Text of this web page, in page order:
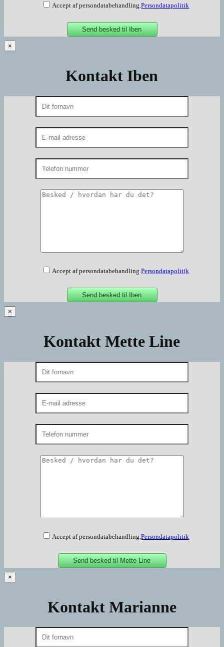
Accept af persondatabehandling.Persondatapolitik
×
Kontakt Iben
Accept af persondatabehandling.Persondatapolitik
×
Kontakt Mette Line
Accept af persondatabehandling.Persondatapolitik
×
Kontakt Marianne